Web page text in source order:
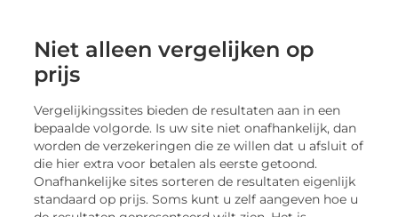
Niet alleen vergelijken op
prijs
Vergelijkingssites bieden de resultaten aan in een
bepaalde volgorde. Is uw site niet onafhankelijk, dan
worden de verzekeringen die ze willen dat u afsluit of
die hier extra voor betalen als eerste getoond.
Onafhankelijke sites sorteren de resultaten eigenlijk
standaard op prijs. Soms kunt u zelf aangeven hoe u